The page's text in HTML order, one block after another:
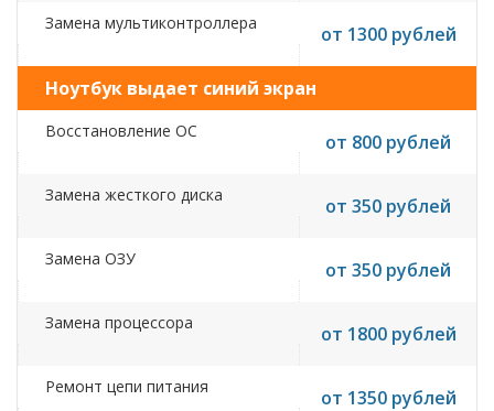
Замена мультиконтроллера от 1300 рублей
Ноутбук выдает синий экран
Восстановление ОС от 800 рублей
Замена жесткого диска от 350 рублей
Замена ОЗУ от 350 рублей
Замена процессора от 1800 рублей
Ремонт цепи питания от 1350 рублей